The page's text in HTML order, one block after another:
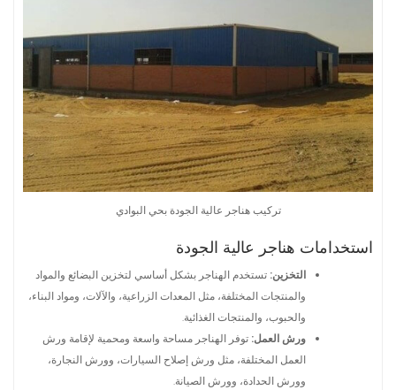
تركيب هناجر عالية الجودة بحي البوادي
استخدامات هناجر عالية الجودة
التخزين: تستخدم الهناجر بشكل أساسي لتخزين البضائع والمواد
والمنتجات المختلفة، مثل المعدات الزراعية، والآلات، ومواد البناء،
والحبوب، والمنتجات الغذائية.
ورش العمل: توفر الهناجر مساحة واسعة ومحمية لإقامة ورش
العمل المختلفة، مثل ورش إصلاح السيارات، وورش النجارة،
وورش الحدادة، وورش الصيانة.